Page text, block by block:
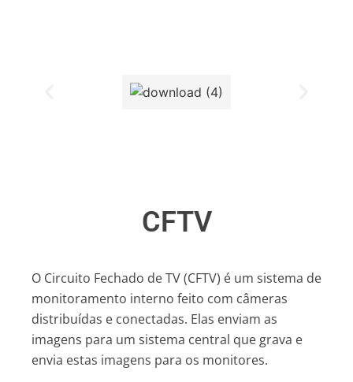
CFTV
O Circuito Fechado de TV (CFTV) é um sistema de
monitoramento interno feito com câmeras
distribuídas e conectadas. Elas enviam as
imagens para um sistema central que grava e
envia estas imagens para os monitores.